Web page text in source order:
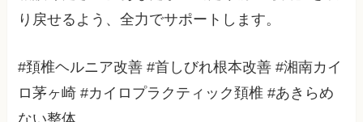
り戻せるよう、全力でサポートします。
#頚椎ヘルニア改善 #首しびれ根本改善 #湘南カイ
ロ茅ヶ崎 #カイロプラクティック頚椎 #あきらめ
ない整体